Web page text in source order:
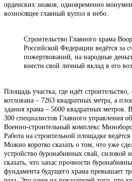
орденских знаков, одновременно
возносящее главный купол в небо.
Строительство Главного храма
Российской Федерации ведётся за
пожертвований, на народные
внести свой личный вклад в его
Площадь участка, где идёт
котлована – 7263 квадратных метра, а
здания храма – 5600 квадратных метров.
300 специалистов Главного управления
Военно-строительный комплекс
Работа на строительной площадке
Можно коротко сказать о том, что уже
устройство буронабивных свай,
сказать, что запас прочности
фундамента будущего храма превышает